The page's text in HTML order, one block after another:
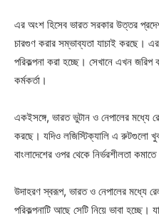
এর অংশ হিসেব ভারত সরকার উত্তর
চারগুণ করার সম্ভাব্যতা যাচাই করছে।
পরিকল্পনা করা হচ্ছে। সেখানে এখন
কর্মকর্তা।
একইসঙ্গে, ভারত ভুটান ও নেপালের মধ্যে
করছে। যদিও লজিস্টিক্যালি এ রুটগুলো
বাংলাদেশের ওপর থেকে নির্ভরশীলতা
উদাহরণ স্বরূপ, ভারত ও নেপালের মধ্যে
পরিকল্পনাটি আছে সেটি নিয়ে ভাবা হচ্ছে।